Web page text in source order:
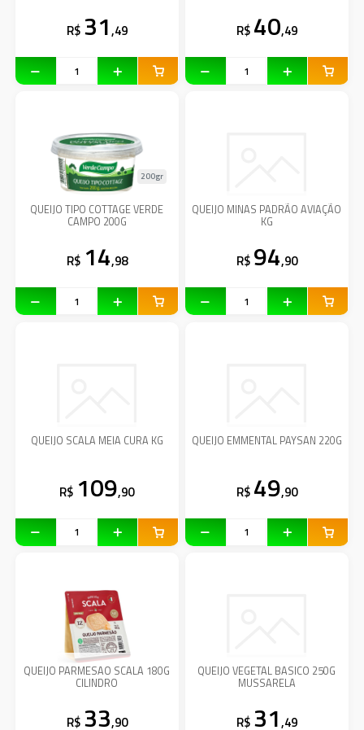
R$ 31,49 R$ 40,49
QUEIJO TIPO COTTAGE VERDE
CAMPO 200G
200gr
R$ 14,98
QUEIJO MINAS PADRÃO AVIAÇÃO
KG
R$ 94,90
QUEIJO SCALA MEIA CURA KG
R$ 109,90
QUEIJO EMMENTAL PAYSAN 220G
R$ 49,90
QUEIJO PARMESAO SCALA 180G
CILINDRO
R$ 33,90
QUEIJO VEGETAL BASICO 250G
MUSSARELA
R$ 31,49